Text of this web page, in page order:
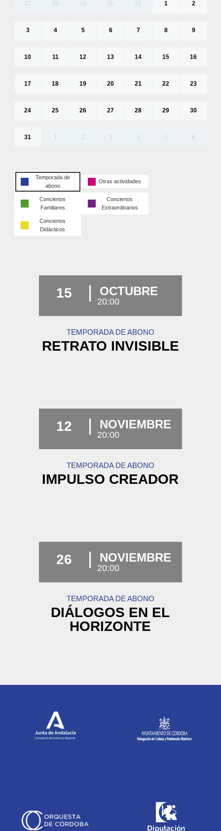
27 28 29 30 31 1 2
3 4 5 6 7 8 9
10 11 12 13 14 15 16
17 18 19 20 21 22 23
24 25 26 27 28 29 30
31 1 2 3 4 5 6
Temporada de
abono
Otras actividades
Conciertos
Familiares
Conciertos
Extraordinarios
Conciertos
Didácticos
15 OCTUBRE
20:00
TEMPORADA DE ABONO
RETRATO INVISIBLE
12 NOVIEMBRE
20:00
TEMPORADA DE ABONO
IMPULSO CREADOR
26 NOVIEMBRE
20:00
TEMPORADA DE ABONO
DIÁLOGOS EN EL
HORIZONTE